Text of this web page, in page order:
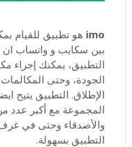
imo هو تطبيق للقيام
بين سكايب و واتساب
التطبيق، يمكنك إجراء
الجودة، وحتى
الإطلاق. التطبيق يتيح
المجموعة مع أكبر عدد
والأصدقاء وحتى في
التطبيق بسهولة.